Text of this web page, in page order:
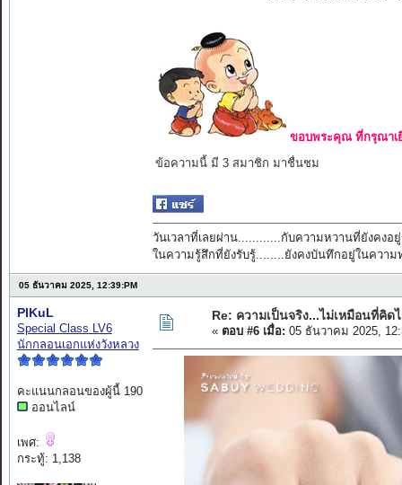
ขอบพระคุณ ที่กรุณาเ
ข้อความนี้ มี 3 สมาชิก มาชื่นชม
วันเวลาที่เลยผ่าน............กับความหวานที่ยังคงอยู่
ในความรู้สึกที่ยังรับรู้........ยังคงบันทึกอยู่ในความ
05 ธันวาคม 2025, 12:39:PM
PIKuL
Special Class LV6
นักกลอนเอกแห่งวังหลวง
คะแนนกลอนของผู้นี้ 190
ออนไลน์
เพศ:
กระทู้: 1,138
Re: ความเป็นจริง...ไม่เหมือนที่คิด
« ตอบ #6 เมื่อ: 05 ธันวาคม 2025,